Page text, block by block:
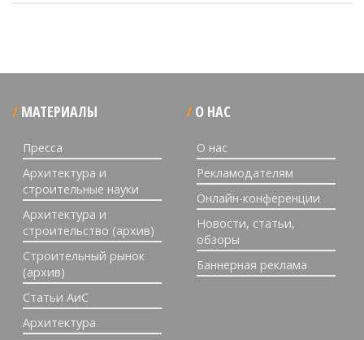
МАТЕРИАЛЫ
Пресса
Архитектура и
строительные науки
Архитектура и
строительство (архив)
Строительный рынок
(архив)
Статьи АиС
Архитектура
О НАС
О нас
Рекламодателям
Онлайн-конференции
Новости, статьи,
обзоры
Баннерная реклама